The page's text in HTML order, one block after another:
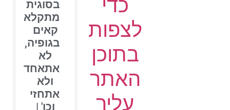
כדי
לצפות
בתוכן
האתר
עליך
בסוגית
מתקלא
קאים
בגופיה,
לא
אתאחד
ולא
אתחזי
וכו' |